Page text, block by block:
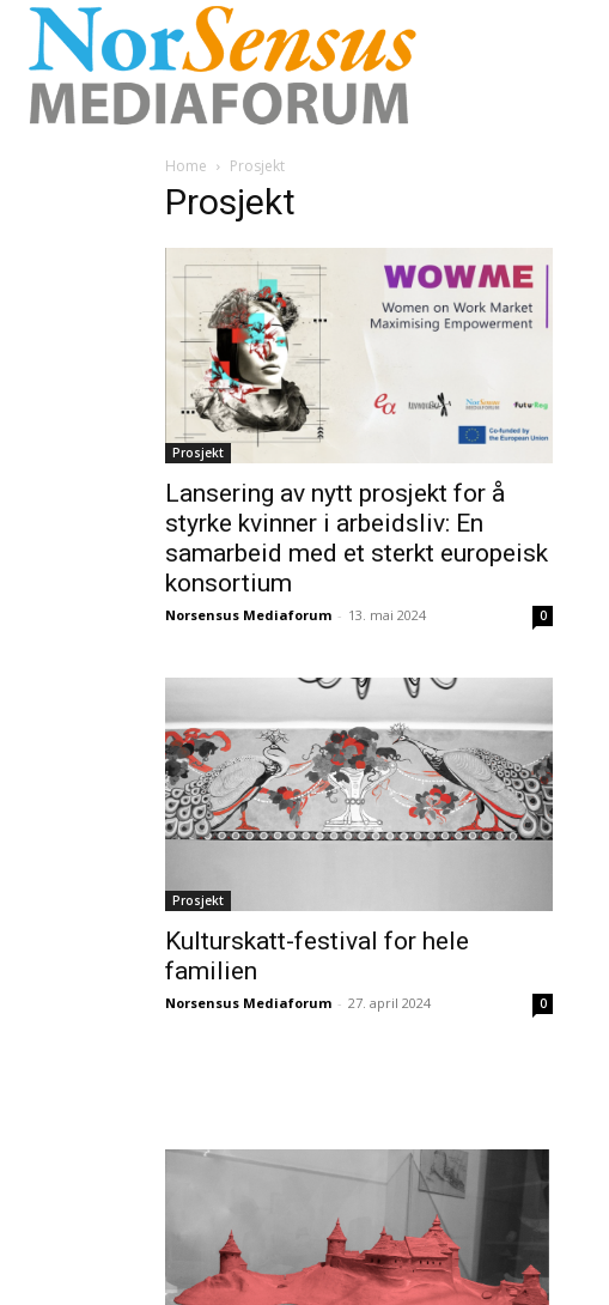
Home Prosjekt
Prosjekt
Prosjekt
Lansering av nytt prosjekt for å
styrke kvinner i arbeidsliv: En
samarbeid med et sterkt europeisk
konsortium
Norsensus Mediaforum - 13. mai 2024 0
Prosjekt
Kulturskatt-festival for hele
familien
Norsensus Mediaforum - 27. april 2024 0